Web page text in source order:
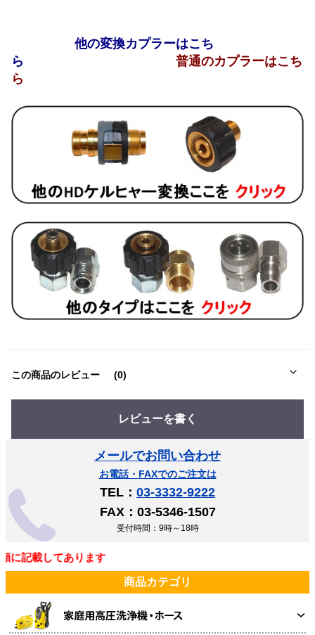
他の変換カプラーはこち
ら 普通のカプラーはこち
ら
この商品のレビュー (0)
レビューを書く
メールでお問い合わせ
お電話・FAXでのご注文は
TEL： 03-3332-9222
FAX：03-5346-1507
受付時間：9時～18時
記載してあります
商品カテゴリ